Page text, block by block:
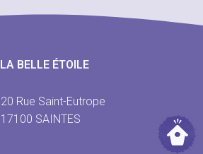
LA BELLE ÉTOILE
20 Rue Saint-Eutrope
17100 SAINTES